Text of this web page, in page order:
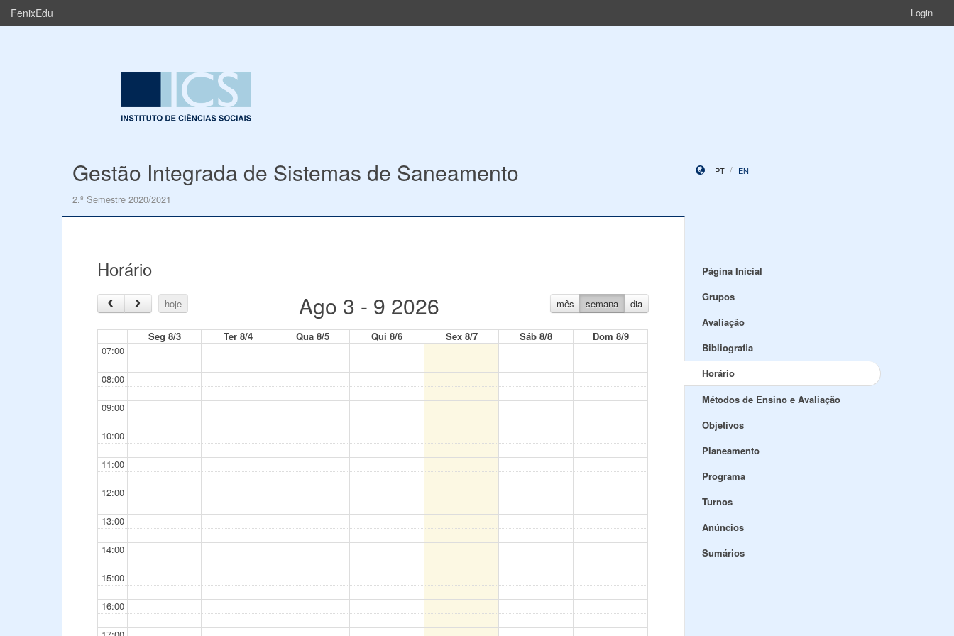
FenixEdu Login
Gestão Integrada de Sistemas de Saneamento
2.º Semestre 2020/2021
PT EN
Horário
hoje mês semana dia
Ago 3 - 9 2026
Seg 8/3 Ter 8/4 Qua 8/5 Qui 8/6 Sex 8/7 Sáb 8/8
Dom 8/9
07:00
08:00
09:00
10:00
11:00
12:00
13:00
14:00
15:00
16:00
Página Inicial
Grupos
Avaliação
Bibliografia
Horário
Métodos de Ensino e Avaliação
Objetivos
Planeamento
Programa
Turnos
Anúncios
Sumários